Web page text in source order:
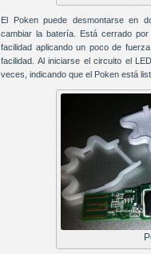
El Poken puede desmontarse en
cambiar la batería. Está cerrado
facilidad aplicando un poco de
facilidad. Al iniciarse el circuito el
veces, indicando que el Poken está